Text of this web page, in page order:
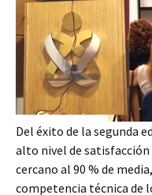
Del éxito de la segunda
alto nivel de
cercano al 90 % de
competencia técnica de